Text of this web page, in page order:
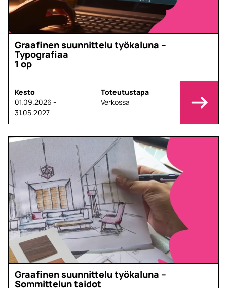
Graafinen suunnittelu työkaluna –
Typografiaa
1 op
Kesto
01.09.2026 -
31.05.2027
Toteutustapa
Verkossa
Graafinen suunnittelu työkaluna –
Sommittelun taidot